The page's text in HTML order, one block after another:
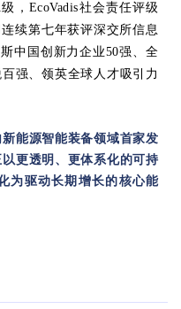
，EcoVadis社会责任评级
续第七年获评深交所信息
中国创新力企业50强、全
强、领英全球人才吸引力
能源智能装备领域首家发
更透明、更体系化的可持
为驱动长期增长的核心能